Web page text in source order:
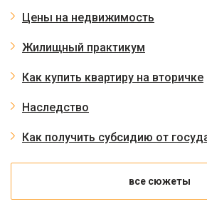
Цены на недвижимость
Жилищный практикум
Как купить квартиру на вторичке
Наследство
Как получить субсидию от
все сюжеты